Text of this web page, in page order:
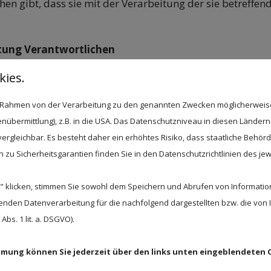
gibt, dass sie mit der Verarbeitung der sie
Verantwortlichen
Daten verantwortliche Stelle im Sinne des Art. 4 Nr.
dem Impressum auf unserer Website
personenbezogener Daten verboten und
fällt:
“): Wenn der Betroffene freiwillig, in informierter
bestätigende Handlung zu verstehen gegeben hat,
von der Verarbeitung zu den genannten Zwecken
z.B. in die USA. Das Datenschutzniveau in diesen
Es besteht daher ein erhöhtes Risiko, dass staatliche
Sicherheitsgarantien finden Sie in den Datenschutzrichtlinien des
klicken, stimmen Sie sowohl dem Speichern und Abrufen von
Datenverarbeitung für die nachfolgend dargestellten bzw. die
1 lit. a. DSGVO).
können Sie jederzeit über den links unten eingeblendeten